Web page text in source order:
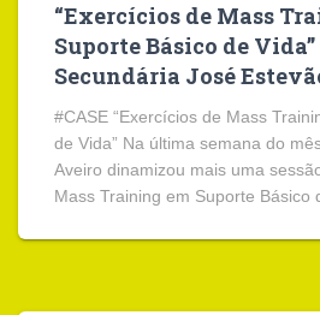
“Exercícios de Mass
Suporte Básico de
Secundária José
#CASE “Exercícios de Mass
de Vida” Na última semana do
Aveiro dinamizou mais uma
Mass Training em Suporte Básico